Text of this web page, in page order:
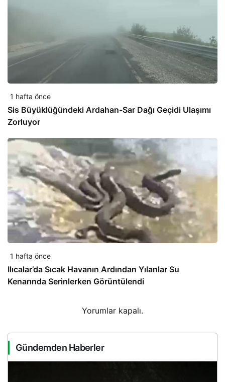
1 hafta önce
Sis Büyüklüğündeki Ardahan-Sar Dağı Geçidi Ulaşımı
Zorluyor
1 hafta önce
Ilıcalar’da Sıcak Havanın Ardından Yılanlar Su
Kenarında Serinlerken Görüntülendi
Yorumlar kapalı.
Gündemden Haberler